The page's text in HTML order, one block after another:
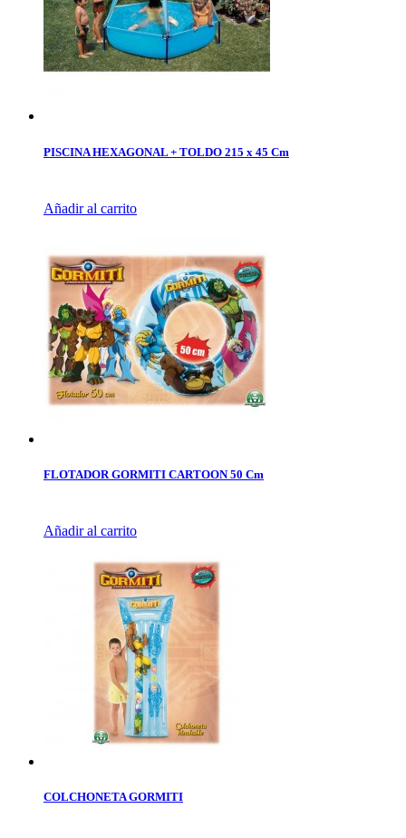
PISCINA HEXAGONAL + TOLDO 215 x 45 Cm
Añadir al carrito
FLOTADOR GORMITI CARTOON 50 Cm
Añadir al carrito
COLCHONETA GORMITI